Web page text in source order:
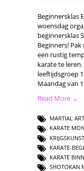
Beginnersklas
woensdag
beginnersklas
Beginners!
een rustig
karate te
leeftijdsgroep
Maandag van
Read More →
MARTIAL
KARATE
KRIJGSKUNST
KARATE-
KARATE
SHOTOKAN